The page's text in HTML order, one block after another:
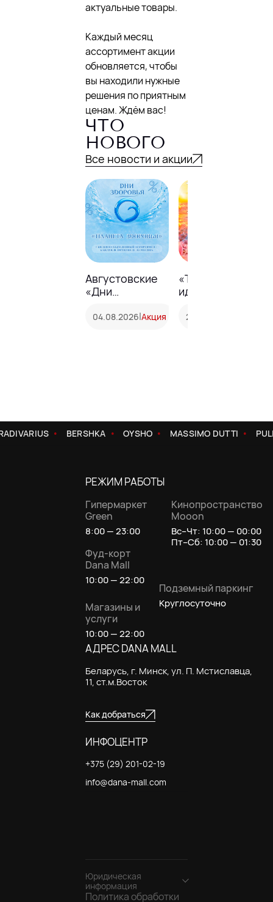
актуальные товары.
Каждый месяц
ассортимент акции
обновляется, чтобы
вы находили нужные
решения по приятным
ценам. Ждём вас!
ЧТО
НОВОГО
Все новости и акции
Августовские
«Дни
аптеке
04.08.2026|Акция
«Твоё
идеальное
только до 26
20.07.2026
BERSHKA OYSHO MASSIMO DUTTI
РЕЖИМ РАБОТЫ
Гипермаркет
Green
8:00 — 23:00
Фуд-корт
Dana Mall
10:00 — 22:00
Магазины и
услуги
10:00 — 22:00
Подземный паркинг
Круглосуточно
Кинопространство
Mooon
Вс–Чт: 10:00 — 00:00
Пт–Сб: 10:00 — 01:30
АДРЕС DANA MALL
Беларусь, г. Минск, ул. П. Мстиславца,
11, ст.м.Восток
Как добраться
ИНФОЦЕНТР
+375 (29) 201-02-19
info@dana-mall.com
Юридическая
информация
Политика обработки